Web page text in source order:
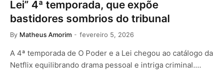
Lei” 4ª temporada, que expõe
bastidores sombrios do tribunal
By Matheus Amorim fevereiro 5, 2026
A 4ª temporada de O Poder e a Lei chegou ao catálogo da
Netflix equilibrando drama pessoal e intriga criminal.…